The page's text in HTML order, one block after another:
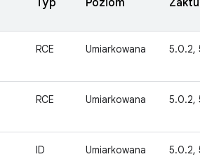
Typ Poziom
RCE Umiarkowana 5.0.2,
RCE Umiarkowana 5.0.2,
ID Umiarkowana 5.0.2,